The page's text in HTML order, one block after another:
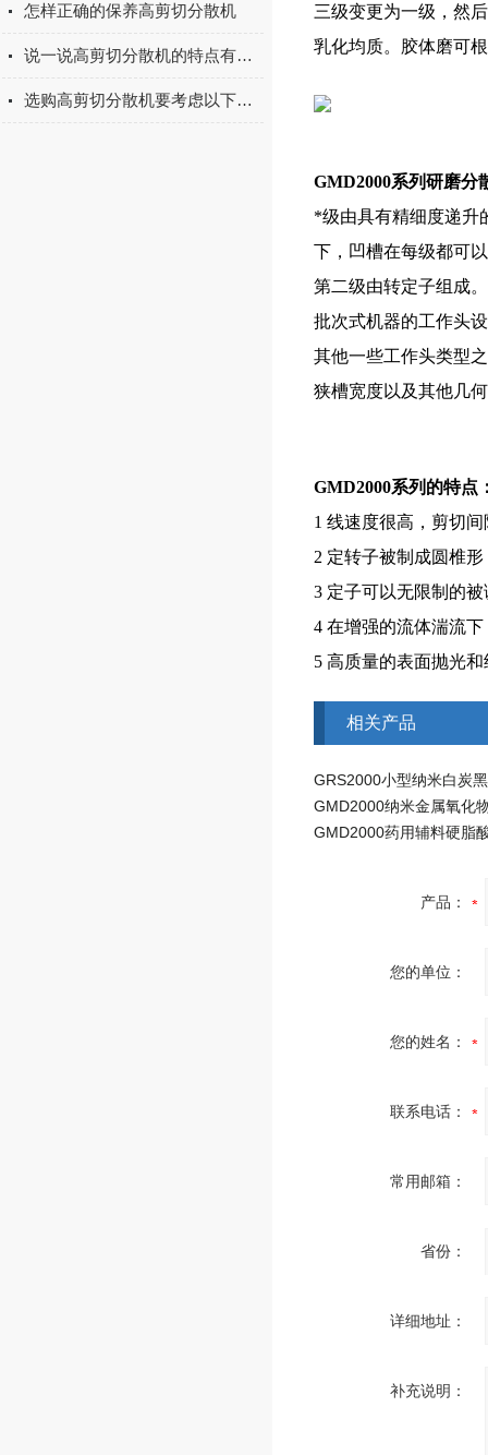
怎样正确的保养高剪切分散机
说一说高剪切分散机的特点有哪些
选购高剪切分散机要考虑以下几个因素
三级变更为一级，然
乳化均质。胶体磨可
GMD2000系列研磨分
*级由具有精细度递升
下，凹槽在每级都可
第二级由转定子组成
批次式机器的工作头
其他一些工作头类型
狭槽宽度以及其他几
GMD2000系列的特点
1 线速度很高，剪切
2 定转子被制成圆椎
3 定子可以无限制的
4 在增强的流体湍流
5 高质量的表面抛光
相关产品
产品：
您的单位：
您的姓名：
联系电话：
常用邮箱：
省份：
详细地址：
补充说明：